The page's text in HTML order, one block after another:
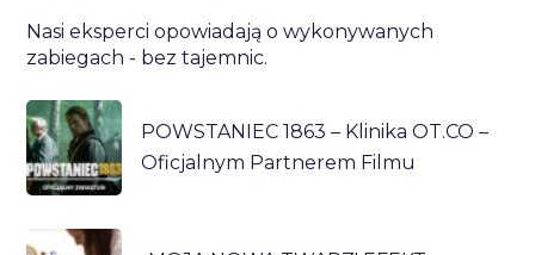
Nasi eksperci opowiadają o wykonywanych
zabiegach - bez tajemnic.
POWSTANIEC 1863 – Klinika OT.CO –
Oficjalnym Partnerem Filmu